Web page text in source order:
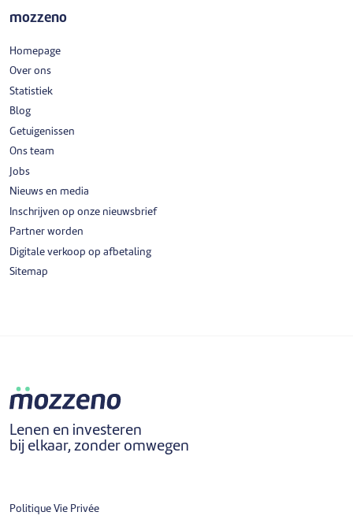
mozzeno
Homepage
Over ons
Statistiek
Blog
Getuigenissen
Ons team
Jobs
Nieuws en media
Inschrijven op onze nieuwsbrief
Partner worden
Digitale verkoop op afbetaling
Sitemap
Lenen en investeren
bij elkaar, zonder omwegen
Politique Vie Privée